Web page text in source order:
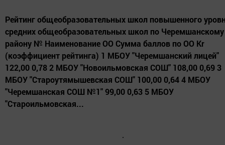
Рейтинг общеобразовательных школ повышенного
средних общеобразовательных школ по Черемшанскому
району № Наименование ОО Сумма баллов по ОО Кr
(коэффициент рейтинга) 1 МБОУ "Черемшанский лицей"
122,00 0,78 2 МБОУ "Новоильмовская СОШ" 108,00 0,69 3
МБОУ "Староутямышевская СОШ" 100,00 0,64 4 МБОУ
"Черемшанская СОШ №1" 99,00 0,63 5 МБОУ
"Староильмовская...